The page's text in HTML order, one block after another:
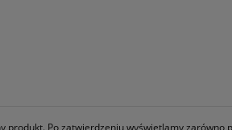
Po zatwierdzeniu wyświetlamy zarówno